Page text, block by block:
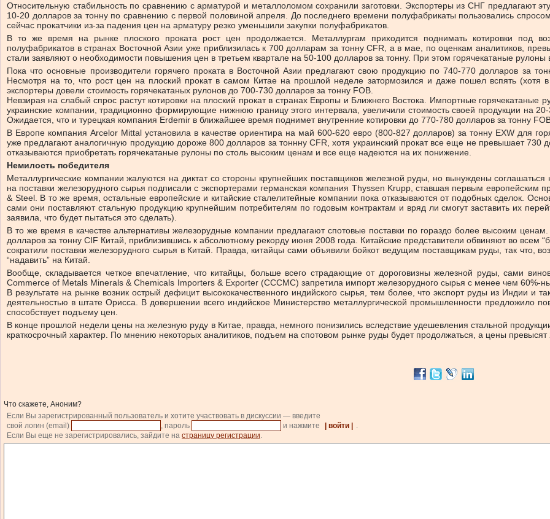
Относительную стабильность по сравнению с арматурой и металлоломом сохранили заготовки. Экспортеры из СНГ предлагают
10-20 долларов за тонну по сравнению с первой половиной апреля. До последнего времени полуфабрикаты пользовались
сейчас прокатчики из-за падения цен на арматуру резко уменьшили закупки полуфабрикатов.
В то же время на рынке плоского проката рост цен продолжается. Металлургам приходится поднимать котировки под
полуфабрикатов в странах Восточной Азии уже приблизилась к 700 долларам за тонну CFR, а в мае, по оценкам аналитиков,
стали заявляют о необходимости повышения цен в третьем квартале на 50-100 долларов за тонну. При этом горячекатаные
Пока что основные производители горячего проката в Восточной Азии предлагают свою продукцию по 740-770 долларов за
Несмотря на то, что рост цен на плоский прокат в самом Китае на прошлой неделе затормозился и даже пошел вспять (хотя
экспортеры довели стоимость горячекатаных рулонов до 700-730 долларов за тонну FOB.
Невзирая на слабый спрос растут котировки на плоский прокат в странах Европы и Ближнего Востока. Импортные горячекатаные
украинские компании, традиционно формирующие нижнюю границу этого интервала, увеличили стоимость своей продукции на
Ожидается, что и турецкая компания Erdemir в ближайшее время поднимет внутренние котировки до 770-780 долларов за тонну
В Европе компания Arcelor Mittal установила в качестве ориентира на май 600-620 евро (800-827 долларов) за тонну EXW для
уже предлагают аналогичную продукцию дороже 800 долларов за тоннну CFR, хотя украинский прокат все еще не превышает 730
отказываются приобретать горячекатаные рулоны по столь высоким ценам и все еще надеются на их понижение.
Немилость победителя
Металлургические компании жалуются на диктат со стороны крупнейших поставщиков железной руды, но вынуждены
на поставки железорудного сырья подписали с экспортерами германская компания Thyssen Krupp, ставшая первым европейским
& Steel. В то же время, остальные европейские и китайские сталелитейные компании пока отказываются от подобных сделок.
сами они поставляют стальную продукцию крупнейшим потребителям по годовым контрактам и вряд ли смогут заставить их
заявила, что будет пытаться это сделать).
В то же время в качестве альтернативы железорудные компании предлагают спотовые поставки по гораздо более высоким
долларов за тонну CIF Китай, приблизившись к абсолютному рекорду июня 2008 года. Китайские представители обвиняют во всем
сократили поставки железорудного сырья в Китай. Правда, китайцы сами объявили бойкот ведущим поставщикам руды, так что,
“надавить” на Китай.
Вообще, складывается четкое впечатление, что китайцы, больше всего страдающие от дороговизны железной руды, сами
Commerce of Metals Minerals & Chemicals Importers & Exporter (CCCMC) запретила импорт железорудного сырья с менее чем
В результате на рынке возник острый дефицит высококачественного индийского сырья, тем более, что экспорт руды из Индии и
деятельностью в штате Орисса. В довершении всего индийское Министерство металлургической промышленности предложило
способствует подъему цен.
В конце прошлой недели цены на железную руду в Китае, правда, немного понизились вследствие удешевления стальной
краткосрочный характер. По мнению некоторых аналитиков, подъем на спотовом рынке руды будет продолжаться, а цены превысят
Что скажете, Аноним?
Если Вы зарегистрированный пользователь и хотите участвовать в дискуссии — введите
свой логин (email)
, пароль и нажмите | войти |
.
Если Вы еще не зарегистрировались, зайдите на страницу регистрации.